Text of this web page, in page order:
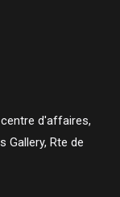
d'affaires,
Gallery, Rte de